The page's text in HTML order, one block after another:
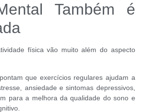
Também é
física vão muito além do aspecto
que exercícios regulares ajudam a
ansiedade e sintomas depressivos,
para a melhora da qualidade do sono e